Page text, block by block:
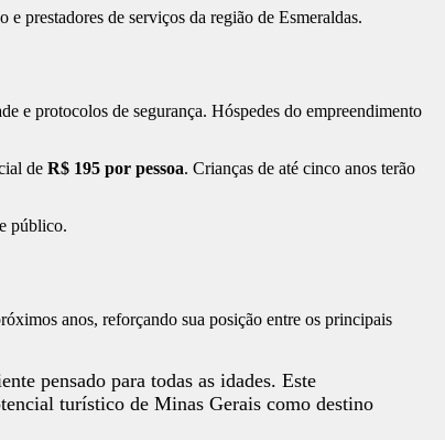
prestadores de serviços da região de Esmeraldas.
e protocolos de segurança. Hóspedes do empreendimento
de R$ 195 por pessoa. Crianças de até cinco anos terão
público.
anos, reforçando sua posição entre os principais
pensado para todas as idades. Este
turístico de Minas Gerais como destino